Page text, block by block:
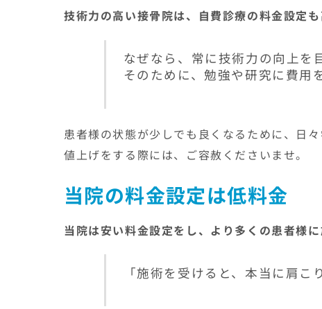
技術力の高い接骨院は、自費診療の料金設定も
なぜなら、常に技術力の向上を
そのために、勉強や研究に費用
患者様の状態が少しでも良くなるために、日々
値上げをする際には、ご容赦くださいませ。
当院の料金設定は低料金
当院は安い料金設定をし、より多くの患者様
「施術を受けると、本当に肩こ